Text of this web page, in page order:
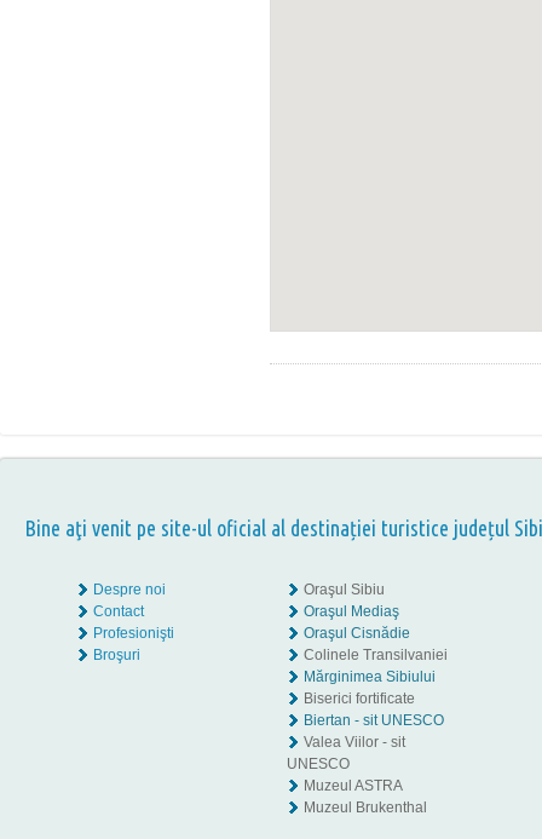
Bine aţi venit pe site-ul oficial al destinației turistice județul
Despre noi
Contact
Profesionişti
Broşuri
Oraşul Sibiu
Oraşul Mediaş
Oraşul Cisnădie
Colinele Transilvaniei
Mărginimea Sibiului
Biserici fortificate
Biertan - sit UNESCO
Valea Viilor - sit
UNESCO
Muzeul ASTRA
Muzeul Brukenthal